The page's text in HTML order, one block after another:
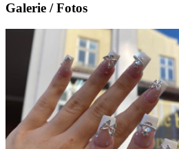
Galerie / Fotos